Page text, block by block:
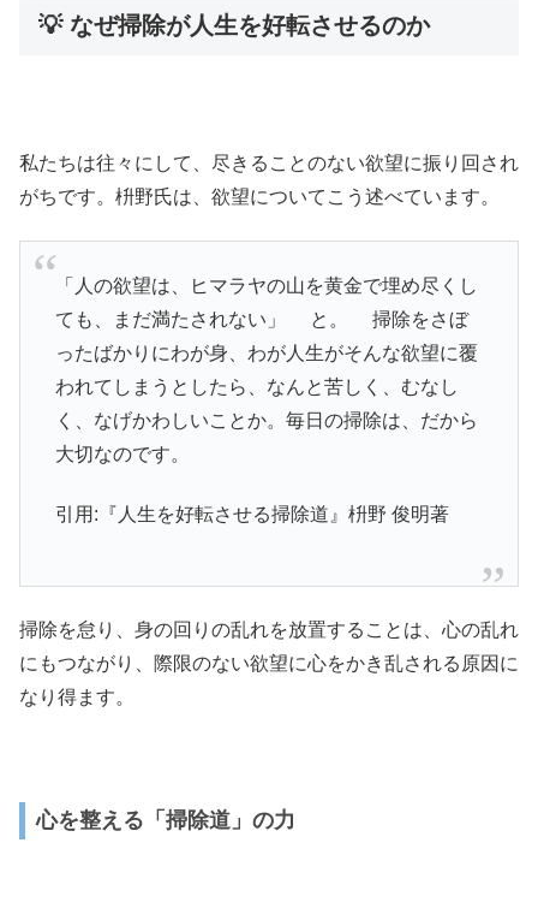
💡 なぜ掃除が人生を好転させるのか
私たちは往々にして、尽きることのない欲望に振り回され
がちです。枡野氏は、欲望についてこう述べています。
「人の欲望は、ヒマラヤの山を黄金で埋め尽くし
ても、まだ満たされない」 と。 掃除をさぼ
ったばかりにわが身、わが人生がそんな欲望に覆
われてしまうとしたら、なんと苦しく、むなし
く、なげかわしいことか。毎日の掃除は、だから
大切なのです。
引用:『人生を好転させる掃除道』枡野 俊明著
掃除を怠り、身の回りの乱れを放置することは、心の乱れ
にもつながり、際限のない欲望に心をかき乱される原因に
なり得ます。
心を整える「掃除道」の力